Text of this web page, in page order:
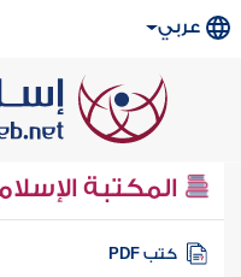
عربي
المكتبة